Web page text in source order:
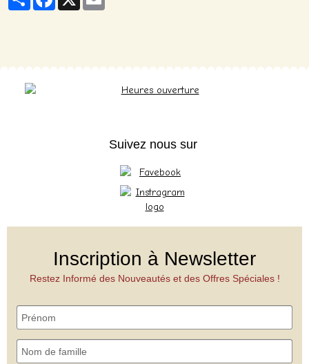
Suivez nous sur
Inscription à Newsletter
Restez Informé des Nouveautés et des Offres Spéciales !